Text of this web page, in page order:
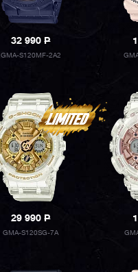
32 990P
GMA-S120MF-2A2
29 990P
GMA-S120SG-7A